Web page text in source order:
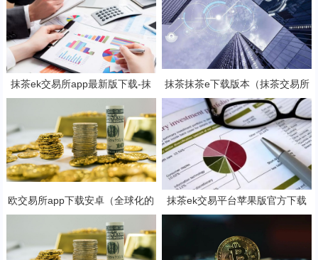
抹茶ek交易所app最新版下载-抹
茶ek交易所所有版本
抹茶抹茶e下载版本（抹茶交易所
app官方下载安装）
欧交易所app下载安卓（全球化的
数字货币交易所）
抹茶ek交易平台苹果版官方下载
抹茶b钱包v6.2.3下载地址